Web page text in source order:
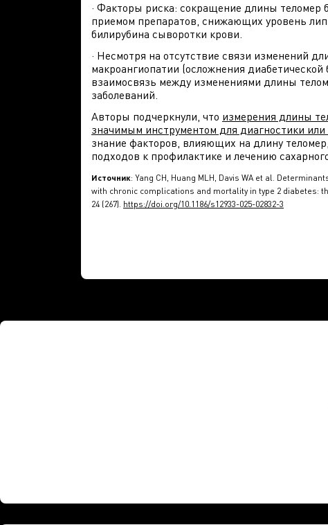
· Факторы риска: сокращение длины теломер
приемом препаратов, снижающих уровень
билирубина сыворотки крови.
· Несмотря на отсутствие связи изменений
макроангиопатии (осложнения
взаимосвязь между изменениями длины
заболеваний.
Авторы подчеркнули, что измерения длины
значимым инструментом для диагностики
знание факторов, влияющих на длину
подходов к профилактике и лечению
Источник: Yang CH, Huang MLH, Davis WA et al.
with chronic complications and mortality in type 2 diabetes:
24 (267). https://doi.org/10.1186/s12933-025-02832-3